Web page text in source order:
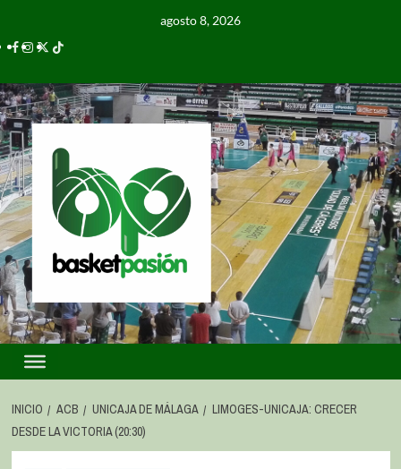
agosto 8, 2026
INICIO ACB UNICAJA DE MÁLAGA
LIMOGES-UNICAJA: CRECER
DESDE LA VICTORIA (20:30)